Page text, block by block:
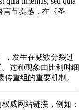
言节奏感，在《圣
，发生在减数分裂过
这种现象由比利时细
传重组的重要机制。
威网站链接，例如：